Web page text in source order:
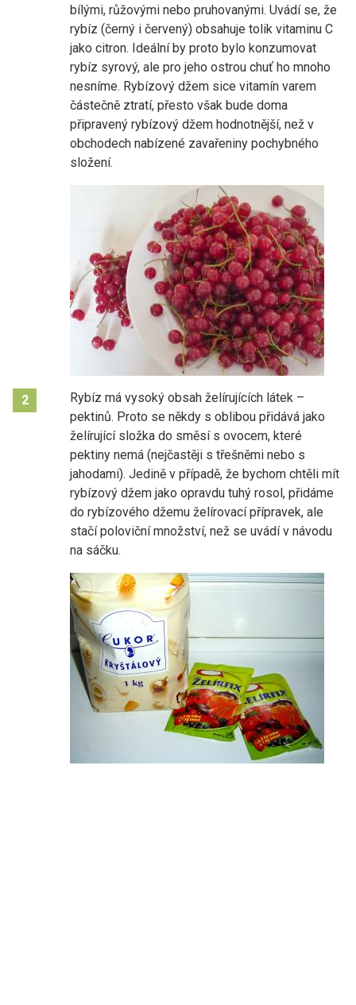
bílými, růžovými nebo pruhovanými. Uvádí se, že
rybíz (černý i červený) obsahuje tolik vitaminu C
jako citron. Ideální by proto bylo konzumovat
rybíz syrový, ale pro jeho ostrou chuť ho mnoho
nesníme. Rybízový džem sice vitamín varem
částečně ztratí, přesto však bude doma
připravený rybízový džem hodnotnější, než v
obchodech nabízené zavařeniny pochybného
složení.
2
Rybíz má vysoký obsah želírujících látek –
pektinů. Proto se někdy s oblibou přidává jako
želírující složka do směsí s ovocem, které
pektiny nemá (nejčastěji s třešněmi nebo s
jahodami). Jedině v případě, že bychom chtěli mít
rybízový džem jako opravdu tuhý rosol, přidáme
do rybízového džemu želírovací přípravek, ale
stačí poloviční množství, než se uvádí v návodu
na sáčku.